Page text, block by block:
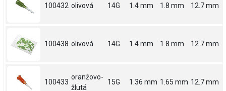
100432 olivová 14G 1.4 mm 1.8 mm 12.7 mm
100438 olivová 14G 1.4 mm 1.8 mm 12.7 mm
100433
oranžovo-
žlutá
15G 1.36 mm 1.65 mm 12.7 mm